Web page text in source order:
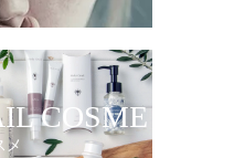
COSME
メ